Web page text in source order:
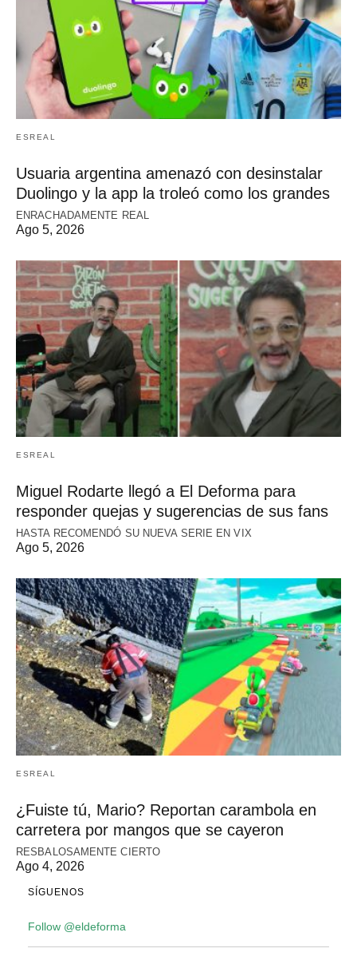
ESREAL
Usuaria argentina amenazó con desinstalar
Duolingo y la app la troleó como los grandes
ENRACHADAMENTE REAL
Ago 5, 2026
ESREAL
Miguel Rodarte llegó a El Deforma para
responder quejas y sugerencias de sus fans
HASTA RECOMENDÓ SU NUEVA SERIE EN VIX
Ago 5, 2026
ESREAL
¿Fuiste tú, Mario? Reportan carambola en
carretera por mangos que se cayeron
RESBALOSAMENTE CIERTO
Ago 4, 2026
SÍGUENOS
Follow @eldeforma